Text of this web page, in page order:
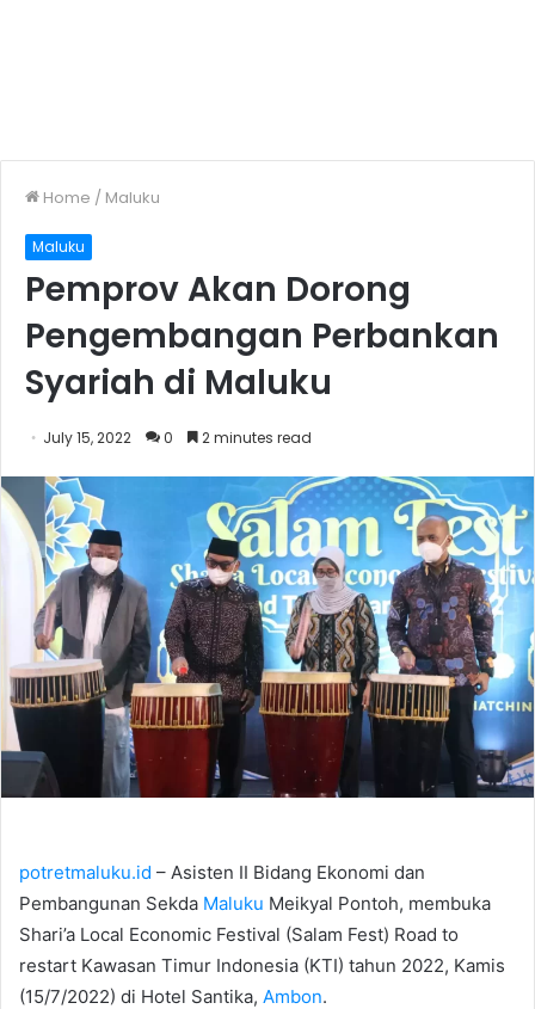
Home / Maluku
Maluku
Pemprov Akan Dorong
Pengembangan Perbankan
Syariah di Maluku
July 15, 2022 0 2 minutes read
potretmaluku.id – Asisten II Bidang Ekonomi dan
Pembangunan Sekda Maluku Meikyal Pontoh, membuka
Shari’a Local Economic Festival (Salam Fest) Road to
restart Kawasan Timur Indonesia (KTI) tahun 2022, Kamis
(15/7/2022) di Hotel Santika, Ambon.